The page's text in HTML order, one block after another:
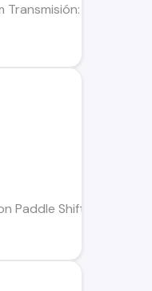
Transmisión:
Paddle Shift/